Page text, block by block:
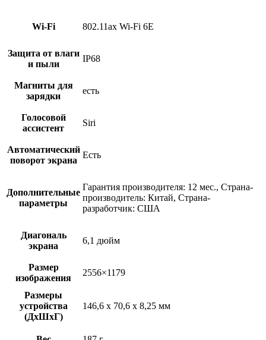
Wi-Fi 802.11ax Wi-Fi 6E
Защита от влаги
и пыли
IP68
Магниты для
зарядки
есть
Голосовой
ассистент
Siri
Автоматический
поворот экрана
Есть
Дополнительные
параметры
Гарантия производителя: 12 мес., Страна-
производитель: Китай, Страна-
разработчик: США
Диагональ
экрана
6,1 дюйм
Размер
изображения
2556×1179
Размеры
устройства
(ДхШхГ)
146,6 x 70,6 x 8,25 мм